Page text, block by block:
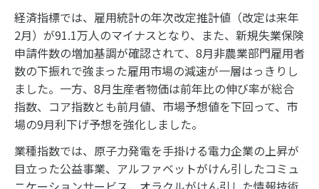
経済指標では、雇用統計の年次改定推計値（改定は来年
2月）が91.1万人のマイナスとなり、また、新規失業保険
申請件数の増加基調が確認されて、8月非農業部門雇用者
数の下振れで強まった雇用市場の減速が一層はっきりし
ました。一方、8月生産者物価は前年比の伸び率が総合
指数、コア指数とも前月値、市場予想値を下回って、市
場の9月利下げ予想を強化しました。
業種指数では、原子力発電を手掛ける電力企業の上昇が
目立った公益事業、アルファベットがけん引したコミュ